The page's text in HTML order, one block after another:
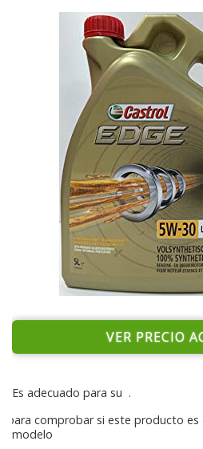
VER PRECIO
Es adecuado para su .
para comprobar si este producto
modelo